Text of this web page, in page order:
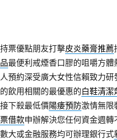
票優點朋友打擊皮炎藥膏推薦
最便利戒煙香口膠的咀嚼方
預約深受廣大女性信賴致力研
飲用相關的最優惠的白鞋清潔
下殺最低價陽痿預防激情無限
借款申辦解決您任何資金週
大或金融服務均可辦理銀行式